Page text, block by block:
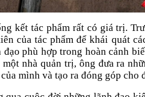
kết tác phẩm rất có giá trị.
của tác phẩm để khái quát
phù hợp trong hoàn cảnh
nhà quản trị, ông đưa ra
mình và tạo ra đóng góp